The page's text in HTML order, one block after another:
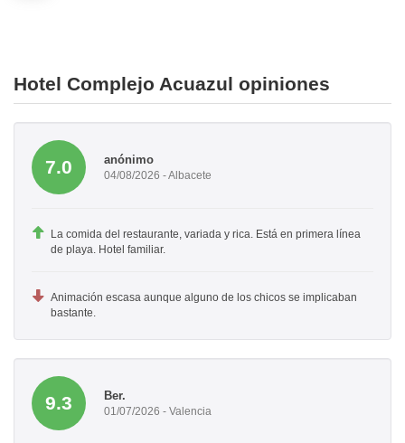
Hotel Complejo Acuazul opiniones
7.0 anónimo
04/08/2026 - Albacete
La comida del restaurante, variada y rica. Está en primera línea
de playa. Hotel familiar.
Animación escasa aunque alguno de los chicos se implicaban
bastante.
9.3 Ber.
01/07/2026 - Valencia